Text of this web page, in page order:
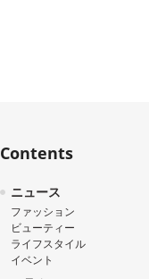
Contents
ニュース
ファッション
ビューティー
ライフスタイル
イベント